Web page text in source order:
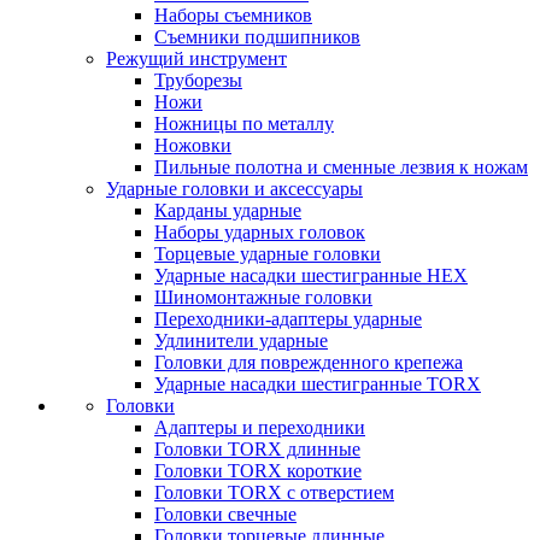
Наборы съемников
Съемники подшипников
Режущий инструмент
Труборезы
Ножи
Ножницы по металлу
Ножовки
Пильные полотна и сменные лезвия к ножам
Ударные головки и аксессуары
Карданы ударные
Наборы ударных головок
Торцевые ударные головки
Ударные насадки шестигранные HEX
Шиномонтажные головки
Переходники-адаптеры ударные
Удлинители ударные
Головки для поврежденного крепежа
Ударные насадки шестигранные TORX
Головки
Адаптеры и переходники
Головки TORX длинные
Головки TORX короткие
Головки TORX с отверстием
Головки свечные
Головки торцевые длинные